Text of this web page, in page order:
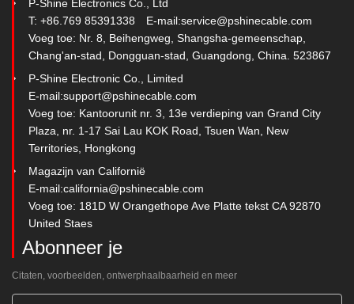
P-Shine Electronics Co., Ltd
T: +86.769 85391338
E-mail:service@pshinecable.com
Voeg toe: Nr. 8, Beihengweg, Shangsha-gemeenschap,
Chang'an-stad, Dongguan-stad, Guangdong, China. 523867
P-Shine Electronic Co., Limited
E-mail:support@pshinecable.com
Voeg toe: Kantoorunit nr. 3, 13e verdieping van Grand City
Plaza, nr. 1-17 Sai Lau KOK Road, Tsuen Wan, New
Territories, Hongkong
Magazijn van Californië
E-mail:california@pshinecable.com
Voeg toe: 181D W Orangethope Ave Platte tekst CA 92870
United Staes
Abonneer je
Citaten, voorbeelden, ontwerphaalbaarheid en meer